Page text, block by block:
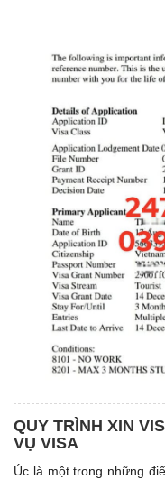
QUY TRÌNH XIN
VỤ VISA
Úc là một trong những